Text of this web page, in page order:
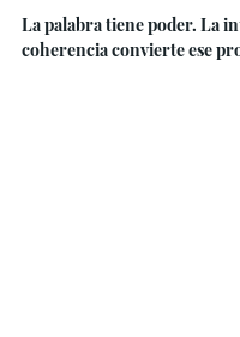
La palabra tiene poder. La
coherencia convierte ese